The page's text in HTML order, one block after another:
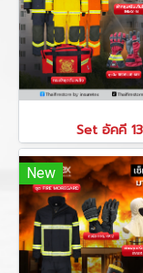
Set อัคคี 13
New